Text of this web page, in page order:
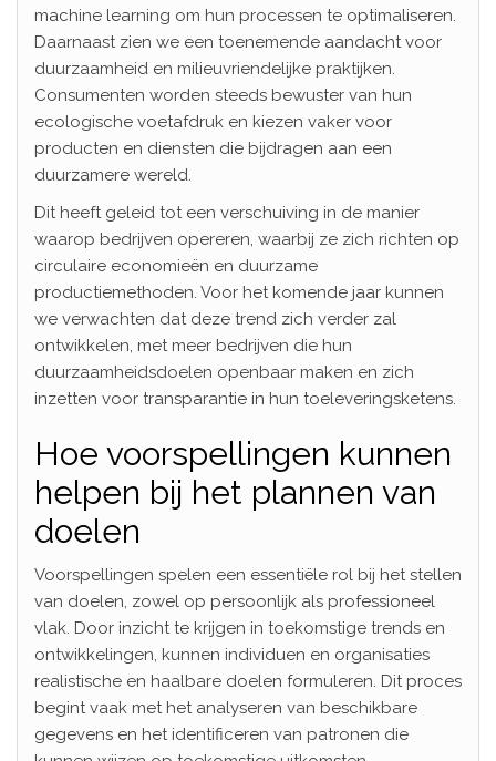
machine learning om hun processen te optimaliseren.
Daarnaast zien we een toenemende aandacht voor
duurzaamheid en milieuvriendelijke praktijken.
Consumenten worden steeds bewuster van hun
ecologische voetafdruk en kiezen vaker voor
producten en diensten die bijdragen aan een
duurzamere wereld.
Dit heeft geleid tot een verschuiving in de manier
waarop bedrijven opereren, waarbij ze zich richten op
circulaire economieën en duurzame
productiemethoden. Voor het komende jaar kunnen
we verwachten dat deze trend zich verder zal
ontwikkelen, met meer bedrijven die hun
duurzaamheidsdoelen openbaar maken en zich
inzetten voor transparantie in hun toeleveringsketens.
Hoe voorspellingen kunnen
helpen bij het plannen van
doelen
Voorspellingen spelen een essentiële rol bij het stellen
van doelen, zowel op persoonlijk als professioneel
vlak. Door inzicht te krijgen in toekomstige trends en
ontwikkelingen, kunnen individuen en organisaties
realistische en haalbare doelen formuleren. Dit proces
begint vaak met het analyseren van beschikbare
gegevens en het identificeren van patronen die